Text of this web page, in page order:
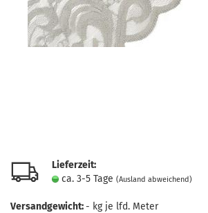
Lieferzeit:
ca. 3-5 Tage (Ausland abweichend)
Versandgewicht:- kg je lfd. Meter